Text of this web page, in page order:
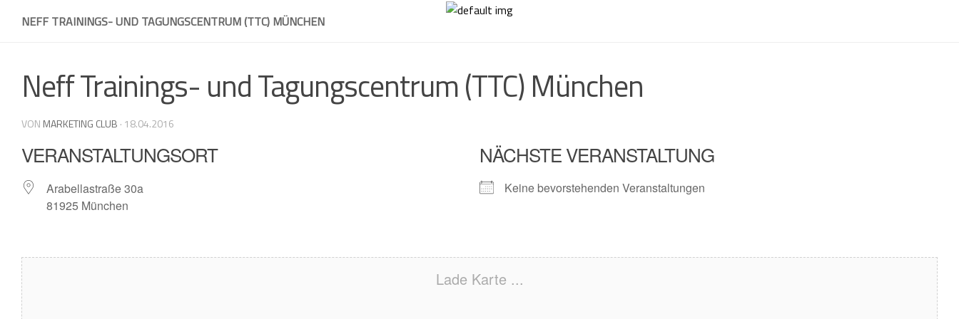
NEFF TRAININGS- UND TAGUNGSCENTRUM (TTC) MÜNCHEN
Neff Trainings- und Tagungscentrum (TTC) München
VON MARKETING CLUB · 18.04.2016
VERANSTALTUNGSORT
Arabellastraße 30a
81925 München
NÄCHSTE VERANSTALTUNG
Keine bevorstehenden Veranstaltungen
Lade Karte ...